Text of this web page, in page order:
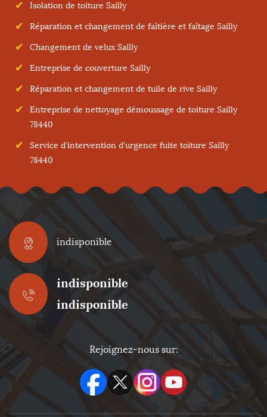
Isolation de toiture Sailly
Réparation et changement de faîtière et faîtage Sailly
Changement de velux Sailly
Entreprise de couverture Sailly
Réparation et changement de tuile de rive Sailly
Entreprise de nettoyage démoussage de toiture Sailly
78440
Service d'intervention d'urgence fuite toiture Sailly
78440
indisponible
indisponible
indisponible
Rejoignez-nous sur: